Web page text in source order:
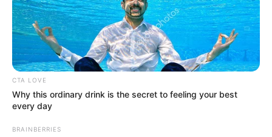
CTA LOVE
Why this ordinary drink is the secret to feeling your best
every day
BRAINBERRIES